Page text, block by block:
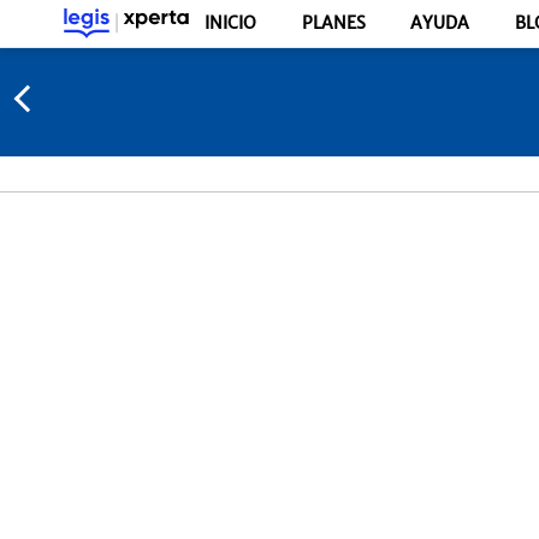
INICIO PLANES AYUDA